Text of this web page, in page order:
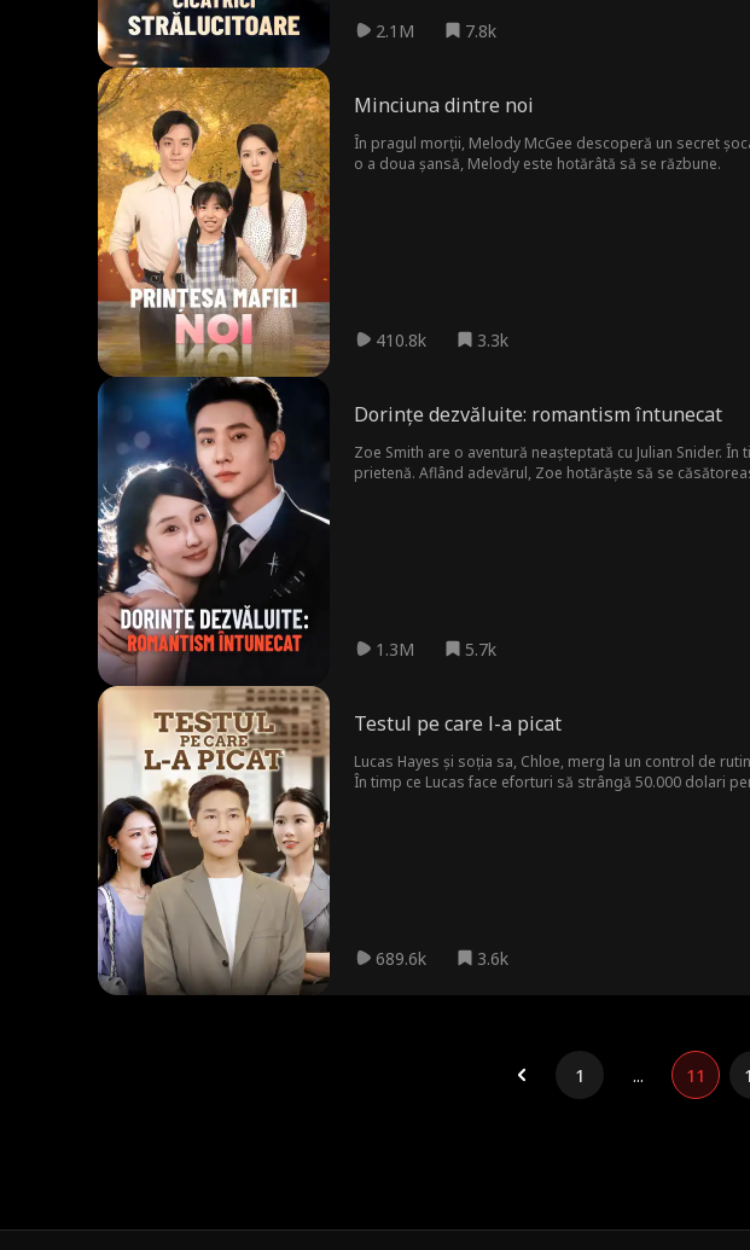
2.1M 7.8k
Minciuna dintre noi
În pragul morții, Melody McGee descoperă un secret
o a doua șansă, Melody este hotărâtă să se răzbune.
410.8k 3.3k
Dorințe dezvăluite: romantism întunecat
Zoe Smith are o aventură neașteptată cu Julian Snider.
prietenă. Aflând adevărul, Zoe hotărăște să se
1.3M 5.7k
Testul pe care l-a picat
Lucas Hayes și soția sa, Chloe, merg la un control de
În timp ce Lucas face eforturi să strângă 50.000 dolari
689.6k 3.6k
1 ... 11